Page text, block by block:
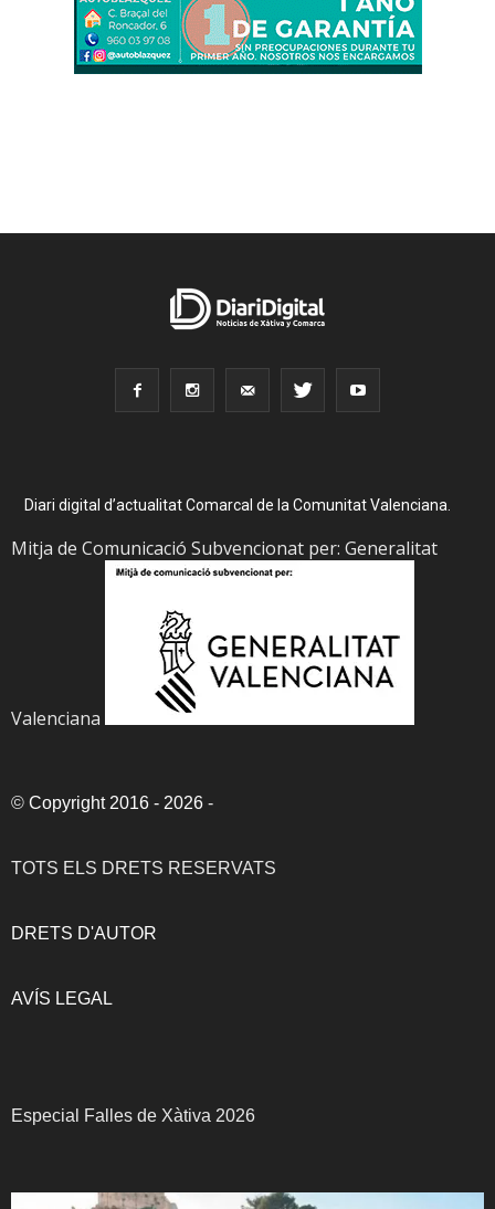
Diari digital d’actualitat Comarcal de la Comunitat Valenciana.
Mitja de Comunicació Subvencionat per: Generalitat
Valenciana
© Copyright 2016 - 2026 -
TOTS ELS DRETS RESERVATS
DRETS D'AUTOR
AVÍS LEGAL
Especial Falles de Xàtiva 2026